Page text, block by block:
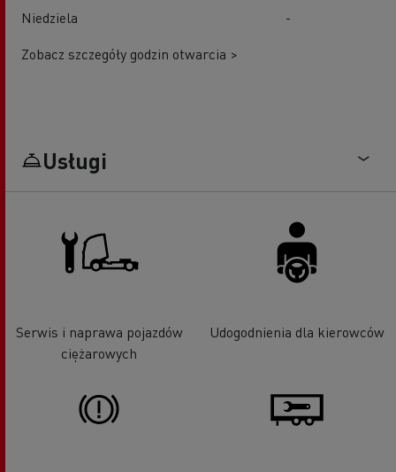
Niedziela
-
Zobacz szczegóły godzin otwarcia >
Usługi
Serwis i naprawa pojazdów
ciężarowych
Udogodnienia dla kierowców